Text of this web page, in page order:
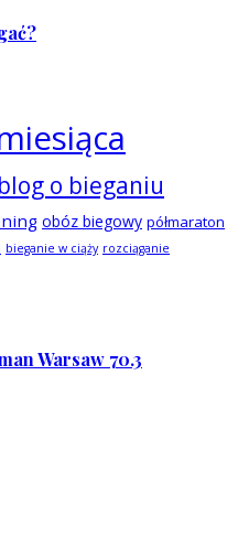
blog o bieganiu
obóz biegowy półmaraton
bieganie w ciąży rozciąganie
Warsaw 70.3